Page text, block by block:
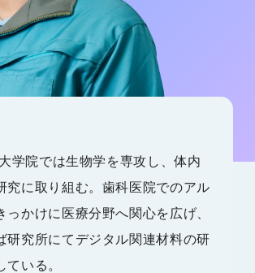
学院では生物学を専攻し、体内
究に取り組む。歯科医院でのアル
っかけに医療分野へ関心を広げ、
研究所にてデジタル関連材料の研
ている。